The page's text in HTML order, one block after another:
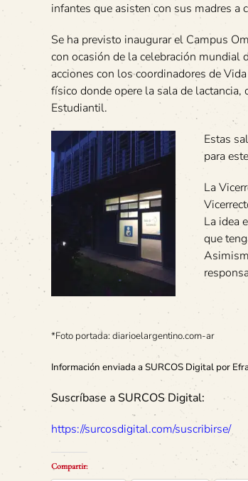
infantes que asisten con sus madres a
Se ha previsto inaugurar el Campus
con ocasión de la celebración mundial
acciones con los coordinadores de
físico donde opere la sala de
Estudiantil.
Estas
para
La
La idea
que
*Foto portada: diarioelargentino.com-ar
Información enviada a SURCOS Digital por
Suscríbase a SURCOS Digital:
https://surcosdigital.com/suscribirse/
Compartir: